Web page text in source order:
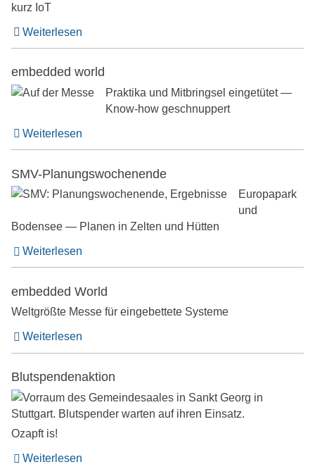
kurz IoT
Weiterlesen
embedded world
Praktika und Mitbringsel eingetütet —
Know-how geschnuppert
Weiterlesen
SMV-Planungswochenende
Europapark
und
Bodensee — Planen in Zelten und Hütten
Weiterlesen
embedded World
Weltgrößte Messe für eingebettete Systeme
Weiterlesen
Blutspendenaktion
Ozapft is!
Weiterlesen